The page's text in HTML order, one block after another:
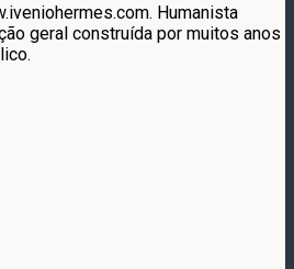
Humanista
geral construída por muitos anos